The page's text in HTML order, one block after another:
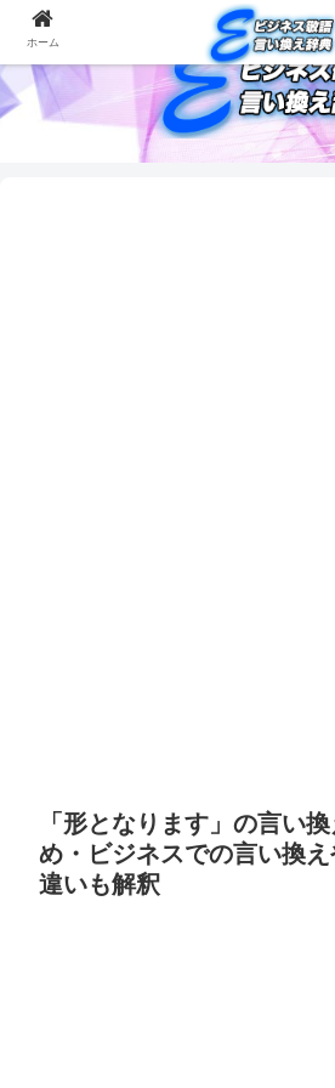
「形となります」の言い
め・ビジネスでの言い換
違いも解釈
ホーム